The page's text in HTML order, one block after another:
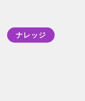
ナレッジ